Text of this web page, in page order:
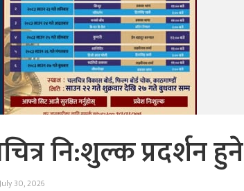
नि:शुल्क प्रदर्शन हुने
July 30, 2026